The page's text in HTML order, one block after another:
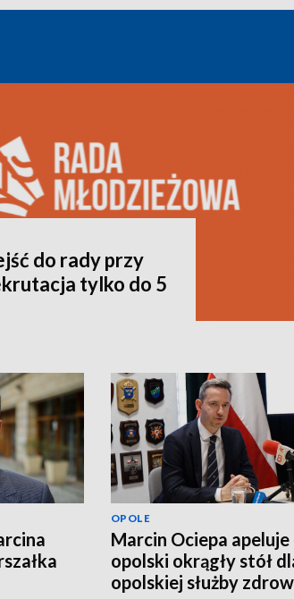
do rady przy
tylko do 5
OPOLE
Marcin Ociepa apeluje
opolski okrągły stół
opolskiej służby